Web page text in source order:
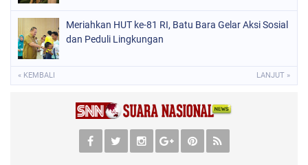
Meriahkan HUT ke-81 RI, Batu Bara Gelar Aksi Sosial
dan Peduli Lingkungan
« KEMBALI LANJUT »